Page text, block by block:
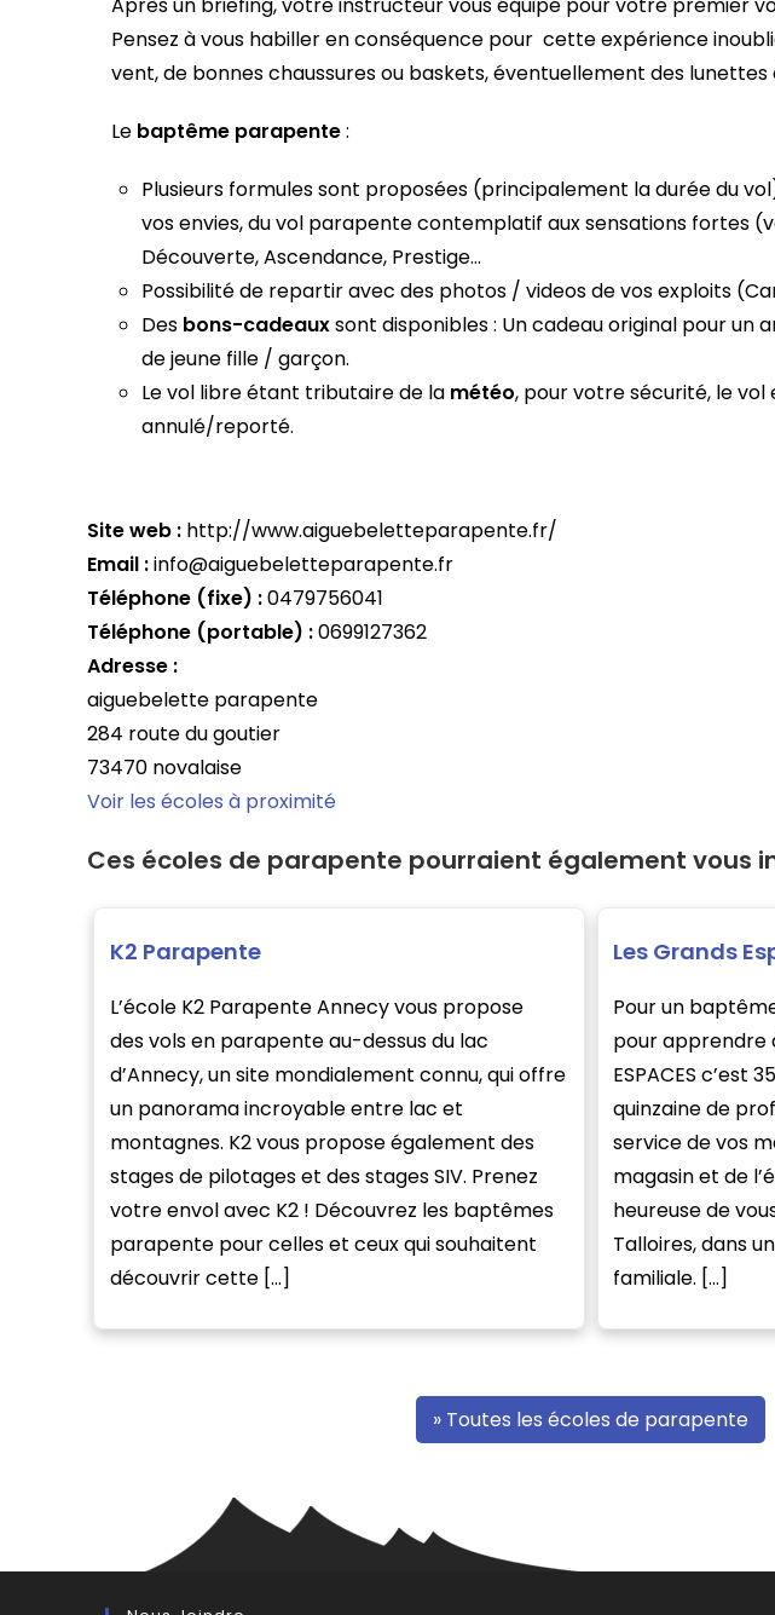
Pensez à vous habiller en conséquence pour cette expérience
vent, de bonnes chaussures ou baskets, éventuellement des
Le baptême parapente:
Plusieurs formules sont proposées (principalement la durée du
vos envies, du vol parapente contemplatif aux sensations fortes
Découverte, Ascendance, Prestige…
Possibilité de repartir avec des photos / videos de vos exploits
Des bons-cadeauxsont disponibles : Un cadeau original pour un
de jeune fille / garçon.
Le vol libre étant tributaire de la météo, pour votre sécurité, le
annulé/reporté.
Site web : http://www.aiguebeletteparapente.fr/
Email :info@aiguebeletteparapente.fr
Téléphone (fixe) :0479756041
Téléphone (portable) :0699127362
Adresse :
aiguebelette parapente
284 route du goutier
73470 novalaise
Voir les écoles à proximité
Ces écoles de parapente pourraient également vous
K2 Parapente
L’école K2 Parapente Annecy vous propose
des vols en parapente au-dessus du lac
d’Annecy, un site mondialement connu, qui offre
un panorama incroyable entre lac et
montagnes. K2 vous propose également des
stages de pilotages et des stages SIV. Prenez
votre envol avec K2 ! Découvrez les baptêmes
parapente pour celles et ceux qui souhaitent
découvrir cette […]
Les Grands
Pour un
pour apprendre
ESPACES c’est
quinzaine de
service de vos
magasin et de
heureuse de
Talloires, dans
familiale. […]
» Toutes les écoles de parapente